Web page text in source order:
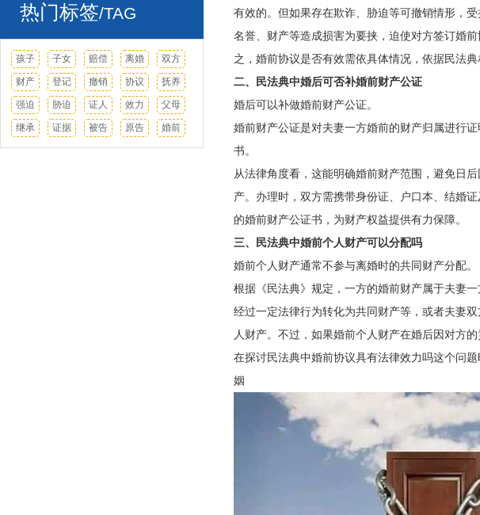
热门标签/TAG
孩子 子女 赔偿 离婚 双方
财产 登记 撤销 协议 抚养
强迫 胁迫 证人 效力 父母
继承 证据 被告 原告 婚前
有效的。但如果存在欺诈、胁迫等可撤销情形，
名誉、财产等造成损害为要挟，迫使对方签订婚
之，婚前协议是否有效需依具体情况，依据民法典
二、民法典中婚后可否补婚前财产公证
婚后可以补做婚前财产公证。
婚前财产公证是对夫妻一方婚前的财产归属进行
书。
从法律角度看，这能明确婚前财产范围，避免日
产。办理时，双方需携带身份证、户口本、结婚
的婚前财产公证书，为财产权益提供有力保障。
三、民法典中婚前个人财产可以分配吗
婚前个人财产通常不参与离婚时的共同财产分配。
根据《民法典》规定，一方的婚前财产属于夫妻
经过一定法律行为转化为共同财产等，或者夫妻
人财产。不过，如果婚前个人财产在婚后因对方
在探讨民法典中婚前协议具有法律效力吗这个问
姻